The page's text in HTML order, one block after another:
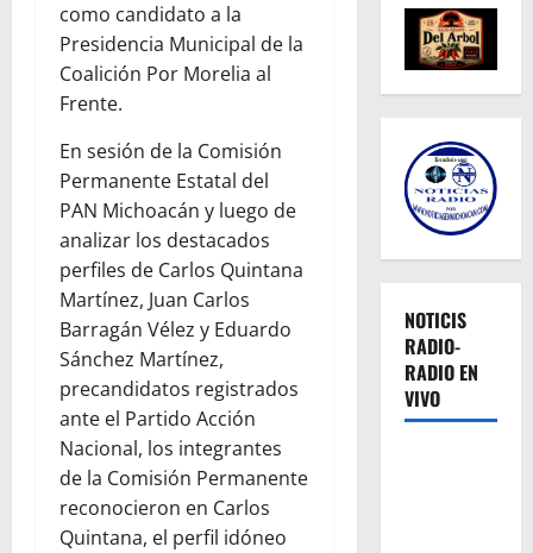
como candidato a la
Presidencia Municipal de la
Coalición Por Morelia al
Frente.
En sesión de la Comisión
Permanente Estatal del
PAN Michoacán y luego de
analizar los destacados
perfiles de Carlos Quintana
Martínez, Juan Carlos
Barragán Vélez y Eduardo
Sánchez Martínez,
precandidatos registrados
ante el Partido Acción
Nacional, los integrantes
de la Comisión Permanente
reconocieron en Carlos
Quintana, el perfil idóneo
NOTICIS
RADIO-
RADIO EN
VIVO